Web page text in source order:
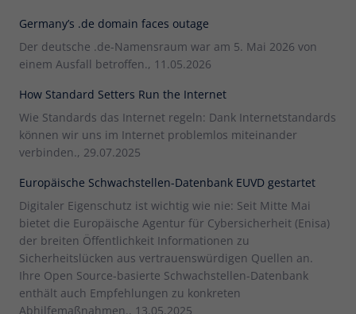
Germany’s .de domain faces outage
Der deutsche .de-Namensraum war am 5. Mai 2026 von
einem Ausfall betroffen., 11.05.2026
How Standard Setters Run the Internet
Wie Standards das Internet regeln: Dank Internetstandards
können wir uns im Internet problemlos miteinander
verbinden., 29.07.2025
Europäische Schwachstellen-Datenbank EUVD gestartet
Digitaler Eigenschutz ist wichtig wie nie: Seit Mitte Mai
bietet die Europäische Agentur für Cybersicherheit (Enisa)
der breiten Öffentlichkeit Informationen zu
Sicherheitslücken aus vertrauenswürdigen Quellen an.
Ihre Open Source-basierte Schwachstellen-Datenbank
enthält auch Empfehlungen zu konkreten
Abhilfemaßnahmen., 13.05.2025